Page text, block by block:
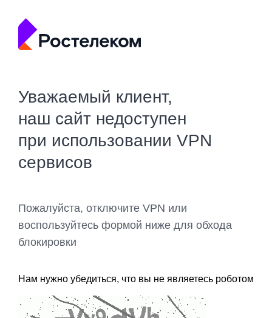
Уважаемый клиент,
наш сайт недоступен
при использовании VPN
сервисов
Пожалуйста, отключите VPN или
воспользуйтесь формой ниже для обхода
блокировки
Нам нужно убедиться, что вы не являетесь роботом